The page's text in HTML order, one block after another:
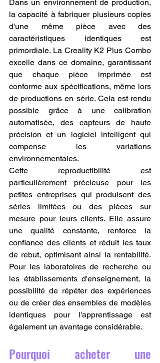
Dans un environnement de production,
la capacité à fabriquer plusieurs copies
d'une même pièce avec des
caractéristiques identiques est
primordiale. La Creality K2 Plus Combo
excelle dans ce domaine, garantissant
que chaque pièce imprimée est
conforme aux spécifications, même lors
de productions en série. Cela est rendu
possible grâce à une calibration
automatisée, des capteurs de haute
précision et un logiciel intelligent qui
compense les variations
environnementales.
Cette reproductibilité est
particulièrement précieuse pour les
petites entreprises qui produisent des
séries limitées ou des pièces sur
mesure pour leurs clients. Elle assure
une qualité constante, renforce la
confiance des clients et réduit les taux
de rebut, optimisant ainsi la rentabilité.
Pour les laboratoires de recherche ou
les établissements d'enseignement, la
possibilité de répéter des expériences
ou de créer des ensembles de modèles
identiques pour l'apprentissage est
également un avantage considérable.
Pourquoi acheter une